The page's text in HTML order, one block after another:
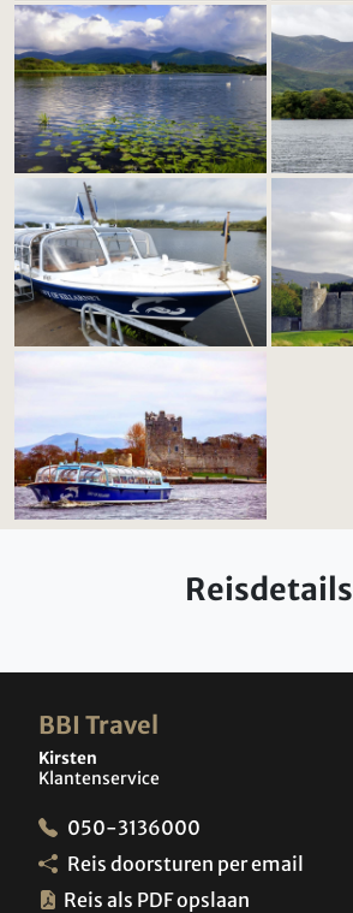
Reisdetails
BBI Travel
Kirsten
Klantenservice
050-3136000
Reis doorsturen per email
Reis als PDF opslaan